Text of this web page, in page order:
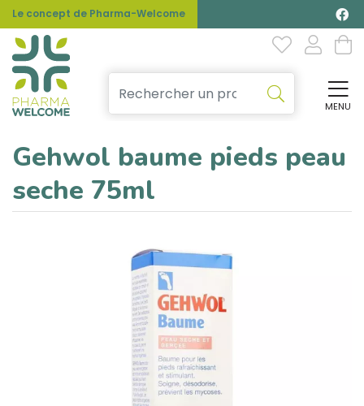
Le concept de Pharma-Welcome
MENU
Gehwol baume pieds peau
seche 75ml